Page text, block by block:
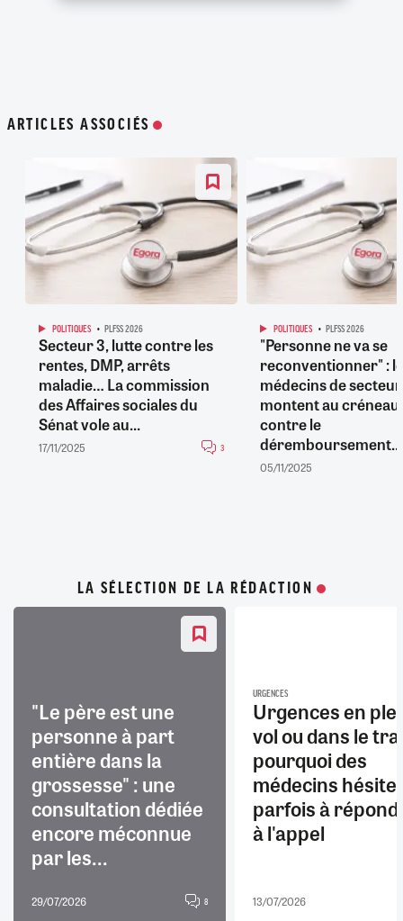
ARTICLES ASSOCIÉS
POLITIQUES PLFSS 2026
Secteur 3, lutte contre les
rentes, DMP, arrêts
maladie… La commission
des Affaires sociales du
Sénat vole au...
17/11/2025 3
POLITIQUES PLFSS 2026
"Personne ne va se
reconventionner" :
médecins de
montent au créneau
contre le
déremboursement...
05/11/2025
LA SÉLECTION DE LA RÉDACTION
"Le père est une
personne à part
entière dans la
grossesse" : une
consultation dédiée
encore méconnue
par les...
29/07/2026 8
URGENCES
Urgences en
vol ou dans le
pourquoi des
médecins
parfois à
à l'appel
13/07/2026